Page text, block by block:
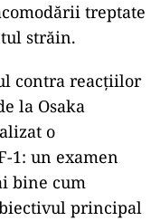
treptate
străin.
contra reacțiilor
la Osaka
o
1: un examen
bine cum
principal